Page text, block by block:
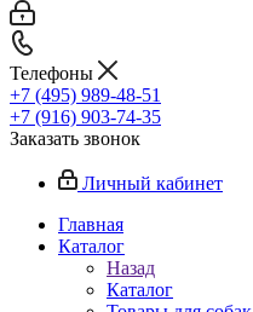
Телефоны
+7 (495) 989-48-51
+7 (916) 903-74-35
Заказать звонок
Личный кабинет
Главная
Каталог
Назад
Каталог